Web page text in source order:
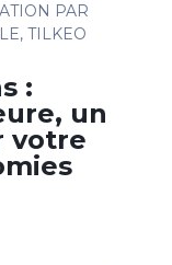
PAR
, TILKEO
:
un
votre